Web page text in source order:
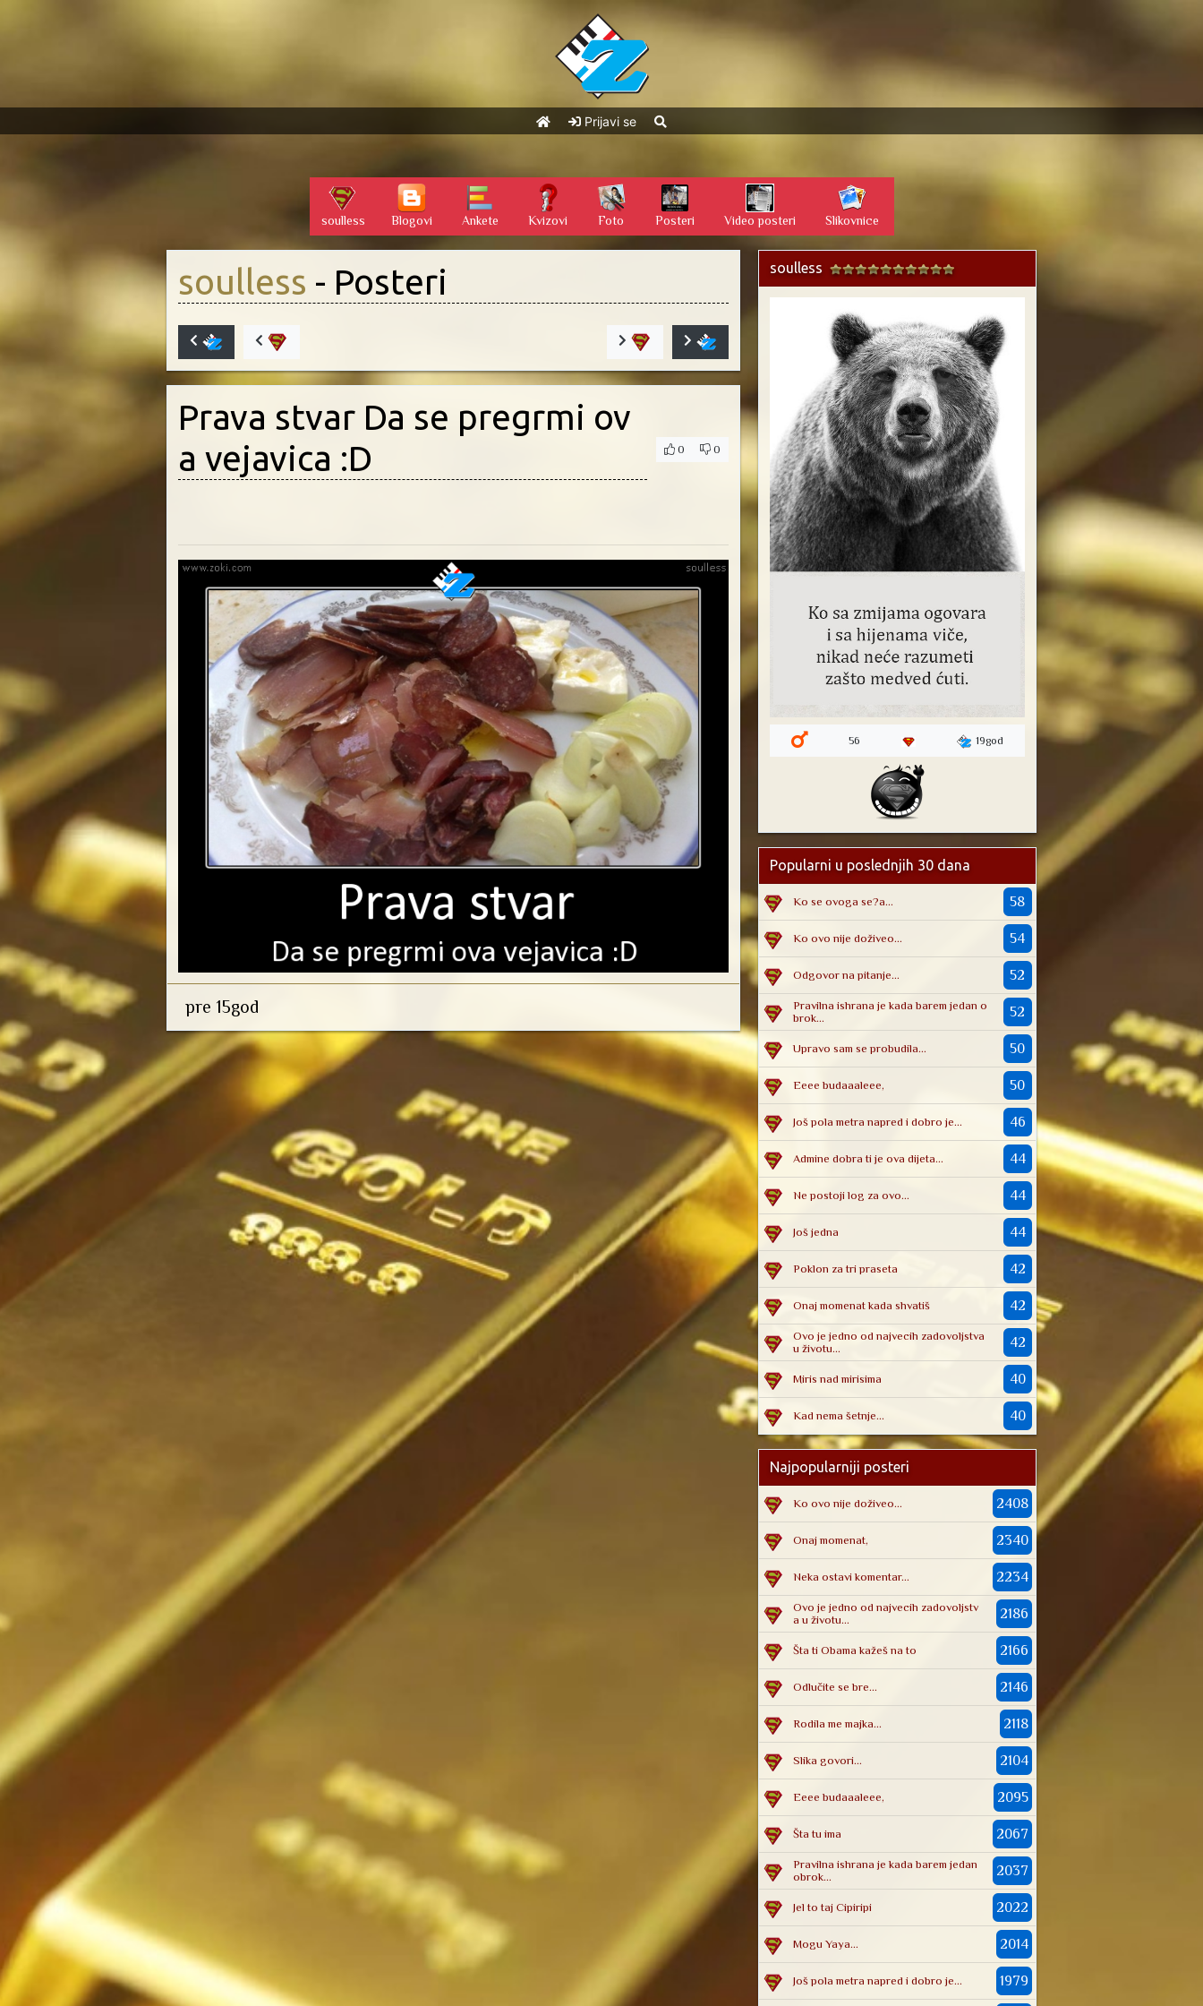
Prijavi se
soulless Blogovi Ankete Kvizovi Foto Posteri Video posteri Slikovnice
soulless - Posteri
Prava stvar Da se pregrmi ov
a vejavica :D
0 0
pre 15god
soulless
56 19god
Popularni u poslednjih 30 dana
Ko se ovoga se?a... 58
Ko ovo nije doživeo... 54
Odgovor na pitanje... 52
Pravilna ishrana je kada barem jedan o
brok...
52
Upravo sam se probudila... 50
Eeee budaaaleee, 50
Još pola metra napred i dobro je... 46
Admine dobra ti je ova dijeta... 44
Ne postoji log za ovo... 44
Još jedna 44
Poklon za tri praseta 42
Onaj momenat kada shvatiš 42
Ovo je jedno od najvecih zadovoljstva
u životu...
42
Miris nad mirisima 40
Kad nema šetnje... 40
Najpopularniji posteri
Ko ovo nije doživeo... 2408
Onaj momenat, 2340
Neka ostavi komentar... 2234
Ovo je jedno od najvecih zadovoljstv
a u životu...
2186
Šta ti Obama kažeš na to 2166
Odlučite se bre... 2146
Rodila me majka... 2118
Slika govori... 2104
Eeee budaaaleee, 2095
Šta tu ima 2067
Pravilna ishrana je kada barem jedan
obrok...
2037
Jel to taj Cipiripi 2022
Mogu Yaya... 2014
Još pola metra napred i dobro je... 1979